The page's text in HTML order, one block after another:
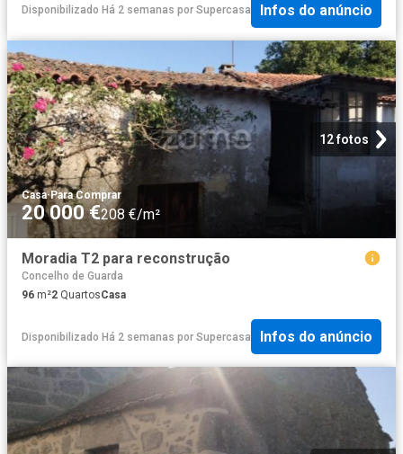
Disponibilizado Há 2 semanas por Supercasa Infos do anúncio
12 fotos
Casa·Para Comprar
20 000 €208 €/m²
Moradia T2 para reconstrução
Concelho de Guarda
96 m²2 QuartosCasa
Disponibilizado Há 2 semanas por Supercasa Infos do anúncio